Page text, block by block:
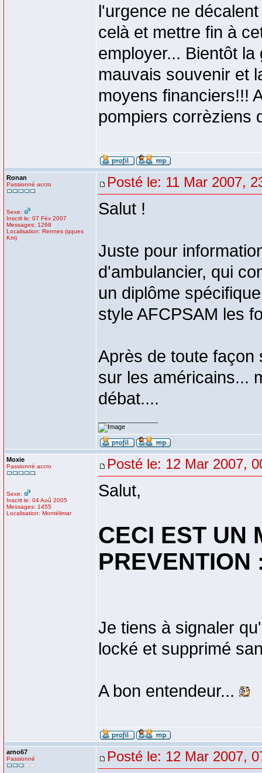
l'urgence ne
celà et mettre fin à
employer... Bientôt
mauvais souvenir et
moyens financiers!!!
pompiers corrèziens
Ronan
Passionné accro
Sexe:
Inscrit le: 07 Fév 2007
Messages: 1268
Localisation: Rennes (qques
Km)
Posté le: 11 Mar 2007,
Salut !
Juste pour
d'ambulancier, qui
un diplôme
style AFCPSAM les
Après de toute façon
sur les américains...
débat....
Moxie
Passionné accro
Sexe:
Inscrit le: 04 Aoû 2005
Messages: 1455
Localisation: Montélimar
Posté le: 12 Mar 2007,
Salut,
CECI EST UN
PREVENTION
Je tiens à signaler
locké et supprimé
A bon entendeur...
arno67
Passionné Posté le: 12 Mar 2007,